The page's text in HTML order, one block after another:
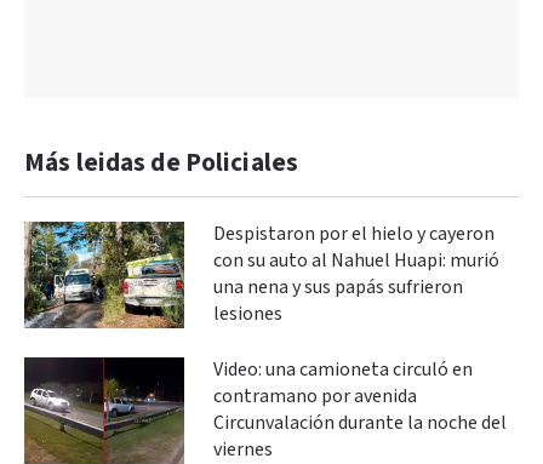
Más leidas de Policiales
Despistaron por el hielo y cayeron
con su auto al Nahuel Huapi: murió
una nena y sus papás sufrieron
lesiones
Video: una camioneta circuló en
contramano por avenida
Circunvalación durante la noche del
viernes